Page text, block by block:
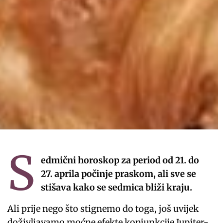
S
edmični horoskop za period od 21. do
27. aprila počinje praskom, ali sve se
stišava kako se sedmica bliži kraju.
Ali prije nego što stignemo do toga, još uvijek